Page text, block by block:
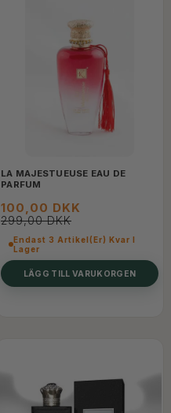
LA MAJESTUEUSE EAU DE
PARFUM
100,00 DKK
299,00 DKK
Endast 3 Artikel(er) Kvar I
Lager
LÄGG TILL VARUKORGEN